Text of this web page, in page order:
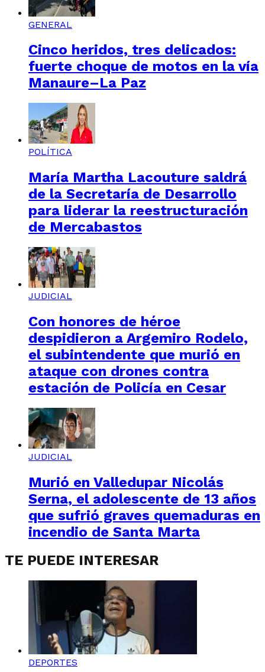
GENERAL
Cinco heridos, tres delicados:
fuerte choque de motos en la vía
Manaure–La Paz
POLÍTICA
María Martha Lacouture saldrá
de la Secretaría de Desarrollo
para liderar la reestructuración
de Mercabastos
JUDICIAL
Con honores de héroe
despidieron a Argemiro Rodelo,
el subintendente que murió en
ataque con drones contra
estación de Policía en Cesar
JUDICIAL
Murió en Valledupar Nicolás
Serna, el adolescente de 13 años
que sufrió graves quemaduras en
incendio de Santa Marta
TE PUEDE INTERESAR
DEPORTES